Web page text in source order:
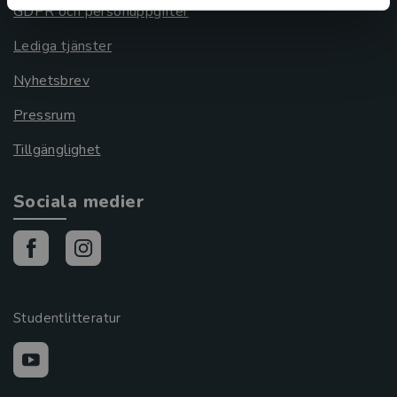
GDPR och personuppgifter
Lediga tjänster
Nyhetsbrev
Pressrum
Tillgänglighet
Sociala medier
Studentlitteratur